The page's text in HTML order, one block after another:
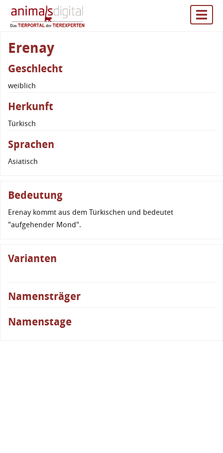
Erenay
Geschlecht
weiblich
Herkunft
Türkisch
Sprachen
Asiatisch
Bedeutung
Erenay kommt aus dem Türkischen und bedeutet
"aufgehender Mond".
Varianten
Namensträger
Namenstage